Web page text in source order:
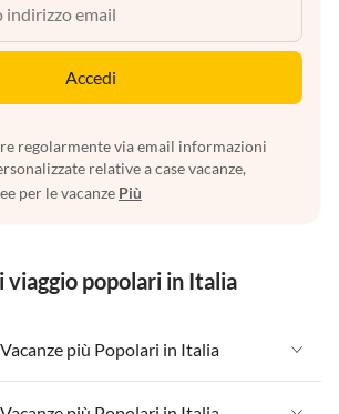
Accedi
regolarmente via email informazioni
relative a case vacanze,
per le vacanze Più
viaggio popolari in Italia
più Popolari in Italia
in Italia